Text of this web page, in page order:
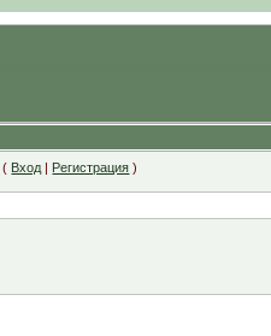
( Вход | Регистрация )